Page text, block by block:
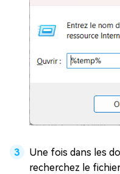
Une fois dans les
recherchez le